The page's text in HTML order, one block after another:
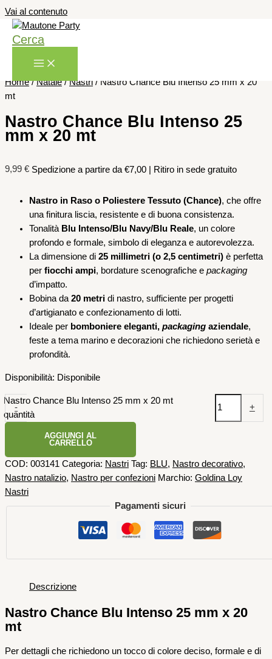
Vai al contenuto
Cerca
Home/Natale/Nastri / Nastro Chance Blu Intenso 25 mm x 20
mt
Nastro Chance Blu Intenso 25
mm x 20 mt
9,99 € Spedizione a partire da €7,00 | Ritiro in sede gratuito
Nastro in Raso o Poliestere Tessuto (Chance), che offre
una finitura liscia, resistente e di buona consistenza.
Tonalità Blu Intenso/Blu Navy/Blu Reale, un colore
profondo e formale, simbolo di eleganza e autorevolezza.
La dimensione di 25 millimetri (o 2,5 centimetri) è perfetta
per fiocchi ampi, bordature scenografiche e packaging
d’impatto.
Bobina da20 metri di nastro, sufficiente per progetti
d’artigianato e confezionamento di lotti.
Ideale per bomboniere eleganti, packaging aziendale,
feste a tema marino e decorazioni che richiedono serietà e
profondità.
Disponibilità: Disponibile
-
Nastro Chance Blu Intenso 25 mm x 20 mt
quantità
+
AGGIUNGI AL
CARRELLO
COD: 003141 Categoria: Nastri Tag: BLU, Nastro decorativo,
Nastro natalizio, Nastro per confezioni Marchio: Goldina Loy
Nastri
Pagamenti sicuri
Descrizione
Nastro Chance Blu Intenso 25 mm x 20
mt
Per dettagli che richiedono un tocco di colore deciso, formale e di